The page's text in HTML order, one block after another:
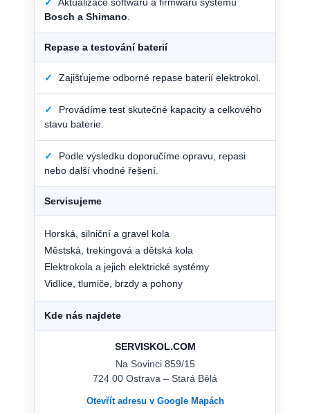
Bosch a Shimano
Repase a testování baterií
✓ Zajišťujeme odborné repase baterií elektrokol.
✓
Provádíme test skutečné kapacity a celkového
stavu baterie.
✓
Podle výsledku doporučíme opravu, repasi
nebo další vhodné řešení.
Servisujeme
Horská, silniční a gravel kola
Městská, trekingová a dětská kola
Elektrokola a jejich elektrické systémy
Vidlice, tlumiče, brzdy a pohony
Kde nás najdete
SERVISKOL.COM
Na Sovinci 859/15
724 00 Ostrava – Stará Bělá
Otevřít adresu v Google Mapách